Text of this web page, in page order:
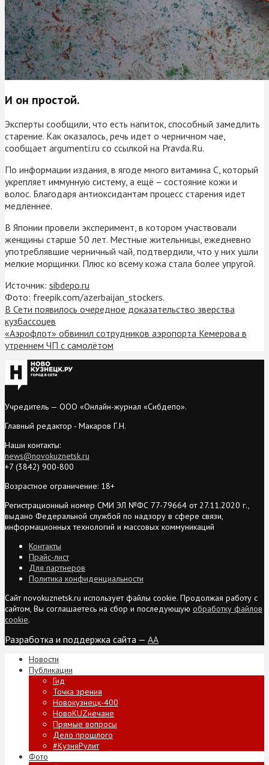
И он простой.
Эксперты сообщили, что есть напиток, способный замедлить
старение. Как оказалось, речь идет о черничном чае,
сообщает argumenti.ru со ссылкой на Pravda.Ru.
По информации издания, в ягоде много витамина С, который
укрепляет иммунную систему, а ещё – состояние кожи и
волос. Благодаря антиоксидантам процесс старения идет
медленнее.
В Японии провели эксперимент, в котором участвовали
женщины старше 50 лет. Местные жительницы, ежедневно
употреблявшие черничный чай, подтвердили, что у них ушли
мелкие морщинки. Плюс ко всему кожа стала более упругой.
Источник: sibdepo.ru
Фото: freepik.com/azerbaijan_stockers.
В Сети появилось очередное доказательство зверства
кузбассоцев
«Аэрофлот» обвинил сотрудников аэропорта Кемерова в
утреннем ЧП с самолётом
Учредитель — ООО «Онлайн-журнал «Сибдепо».
Главный редактор - Макаров Г.Н.
Наши контакты:
news@novokuznetsk.ru
+7 (3842) 900-800
Возрастное ограничение: 18+
Регистрационный номер СМИ ЭЛ №ФС 77-79664 от 27.11.2020 г.,
выдано Федеральной службой по надзору в сфере связи,
информационных технологий и массовых коммуникаций
Контакты
Прайс-лист
Для партнеров
Политика конфиденциальности
Сайт novokuznetsk.ru использует файлы cookie. Продолжая работу с
сайтом, Вы соглашаетесь на сбор и последующую обработку файлов
cookie.
Разработка и поддержка сайта — AA
Новости
Публикации
Гид
Точка зрения
Новокузнецк-400
НовоKUZнечане
Прямые вопросы
Дело прошлого
#КузняРулит
Фото